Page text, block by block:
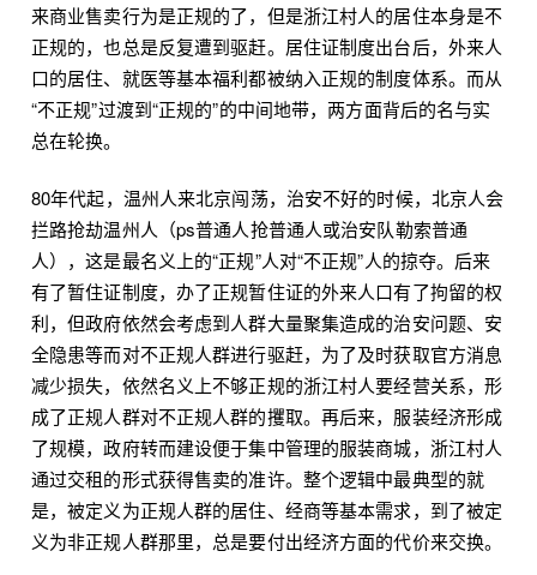
来商业售卖行为是正规的了，但是浙江村人的居住本身是不
正规的，也总是反复遭到驱赶。居住证制度出台后，外来人
口的居住、就医等基本福利都被纳入正规的制度体系。而从
“不正规”过渡到“正规的”的中间地带，两方面背后的名与实
总在轮换。
80年代起，温州人来北京闯荡，治安不好的时候，北京人会
拦路抢劫温州人（ps普通人抢普通人或治安队勒索普通
人），这是最名义上的“正规”人对“不正规”人的掠夺。后来
有了暂住证制度，办了正规暂住证的外来人口有了拘留的权
利，但政府依然会考虑到人群大量聚集造成的治安问题、安
全隐患等而对不正规人群进行驱赶，为了及时获取官方消息
减少损失，依然名义上不够正规的浙江村人要经营关系，形
成了正规人群对不正规人群的攫取。再后来，服装经济形成
了规模，政府转而建设便于集中管理的服装商城，浙江村人
通过交租的形式获得售卖的准许。整个逻辑中最典型的就
是，被定义为正规人群的居住、经商等基本需求，到了被定
义为非正规人群那里，总是要付出经济方面的代价来交换。